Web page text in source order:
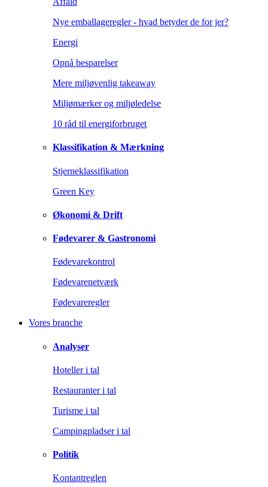
Nye emballageregler - hvad betyder de for jer?
Energi
Opnå besparelser
Mere miljøvenlig takeaway
Miljømærker og miljøledelse
10 råd til energiforbruget
Klassifikation & Mærkning
Stjerneklassifikation
Green Key
Økonomi & Drift
Fødevarer & Gastronomi
Fødevarekontrol
Fødevarenetværk
Fødevareregler
Vores branche
Analyser
Hoteller i tal
Restauranter i tal
Turisme i tal
Campingpladser i tal
Politik
Kontantreglen